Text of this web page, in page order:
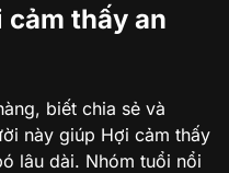
thấy an
biết chia sẻ và
này giúp Hợi cảm thấy
lâu dài. Nhóm tuổi nổi